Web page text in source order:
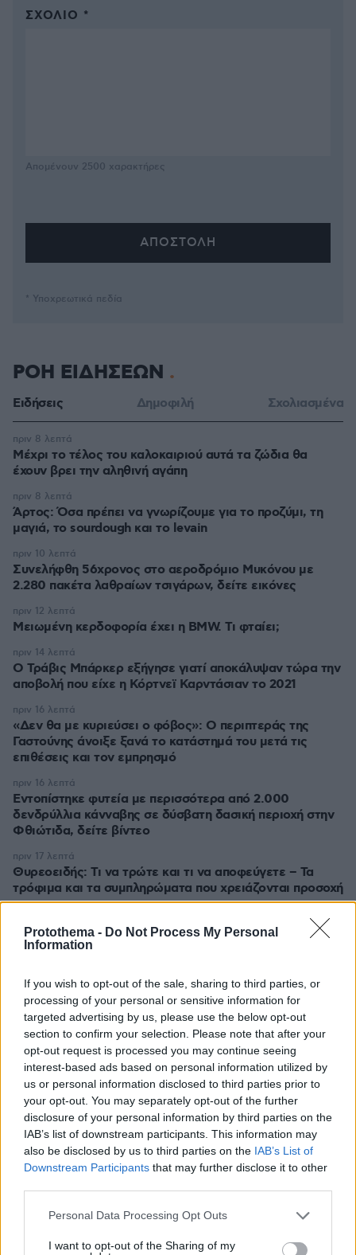
Protothema - Do Not Process My Personal
Information
If you wish to opt-out of the sale, sharing to third parties, or
processing of your personal or sensitive information for
targeted advertising by us, please use the below opt-out
section to confirm your selection. Please note that after your
opt-out request is processed you may continue seeing
interest-based ads based on personal information utilized by
us or personal information disclosed to third parties prior to
your opt-out. You may separately opt-out of the further
disclosure of your personal information by third parties on the
IAB’s list of downstream participants. This information may
also be disclosed by us to third parties on the IAB’s List of
Downstream Participants that may further disclose it to other
Please note that this website/app uses one or more Google
not limited to your visit or usage behaviour. You may click to
Personal Data Processing Opt Outs
I want to opt-out of the Sharing of my
ΣΧΌΛΙΟ *
Απομένουν 2500 χαρακτήρες
* Υποχρεωτικά πεδία
ΡΟΗ ΕΙΔΗΣΕΩΝ
Ειδήσεις Δημοφιλή Σχολιασμένα
Μέχρι το τέλος του καλοκαιριού αυτά τα ζώδια θα
έχουν βρει την αληθινή αγάπη
πριν 8 λεπτά
Άρτος: Όσα πρέπει να γνωρίζουμε για το προζύμι, τη
μαγιά, το sourdough και το levain
πριν 8 λεπτά
Συνελήφθη 56χρονος στο αεροδρόμιο Μυκόνου με
2.280 πακέτα λαθραίων τσιγάρων, δείτε εικόνες
πριν 10 λεπτά
Μειωμένη κερδοφορία έχει η BMW. Τι φταίει;
πριν 12 λεπτά
O Τράβις Μπάρκερ εξήγησε γιατί αποκάλυψαν τώρα την
αποβολή που είχε η Κόρτνεϊ Καρντάσιαν το 2021
πριν 14 λεπτά
«Δεν θα με κυριεύσει ο φόβος»: Ο περιπτεράς της
Γαστούνης άνοιξε ξανά το κατάστημά του μετά τις
επιθέσεις και τον εμπρησμό
πριν 16 λεπτά
Εντοπίστηκε φυτεία με περισσότερα από 2.000
δενδρύλλια κάνναβης σε δύσβατη δασική περιοχή στην
Φθιώτιδα, δείτε βίντεο
πριν 16 λεπτά
Θυρεοειδής: Τι να τρώτε και τι να αποφεύγετε – Τα
τρόφιμα και τα συμπληρώματα που χρειάζονται προσοχή
πριν 17 λεπτά
Ποιο είναι το αγαπημένο αυτοκίνητο του Κυριάκου
Μητσοτάκη
Συγκρίνουμε τα δύο πιο δημοφιλή ηλεκτρικά - Ποιο
κερδίζει τη μάχη;
ΔΕΙΤΕ ΟΛΕΣ ΤΙΣ ΕΙΔΗΣΕΙΣ
ΤΑ ΠΙΟ ΔΗΜΟΦΙΛΗ